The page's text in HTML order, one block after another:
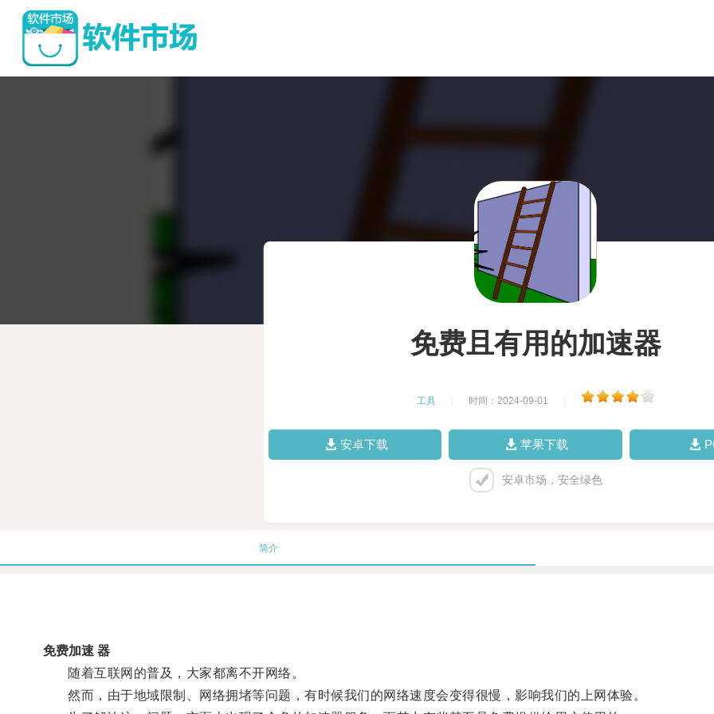
免费且有用的加速器
工具 时间：2024-09-01
安卓下载 苹果下载
安卓市场，安全绿色
简介
免费加速 器
随着互联网的普及，大家都离不开网络。
然而，由于地域限制、网络拥堵等问题，有时候我们的网络速度会变得很慢，影响我们的上网体验。